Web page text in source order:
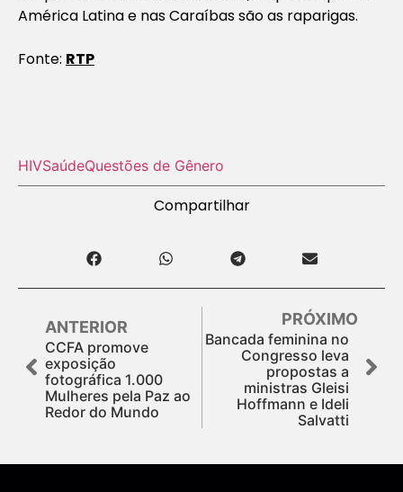
América Latina e nas Caraíbas são as raparigas.
Fonte: RTP
HIVSaúdeQuestões de Gênero
Compartilhar
ANTERIOR
CCFA promove
exposição
fotográfica 1.000
Mulheres pela Paz ao
Redor do Mundo
PRÓXIMO
Bancada feminina no
Congresso leva
propostas a
ministras Gleisi
Hoffmann e Ideli
Salvatti